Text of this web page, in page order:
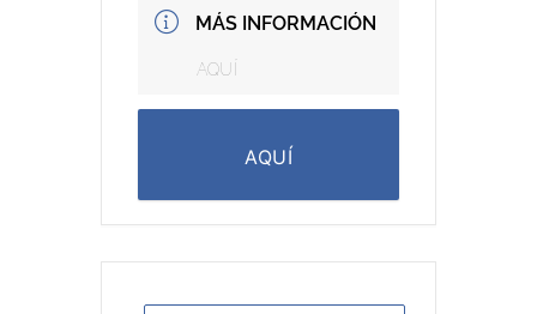
MÁS INFORMACIÓN
AQUÍ
AQUÍ